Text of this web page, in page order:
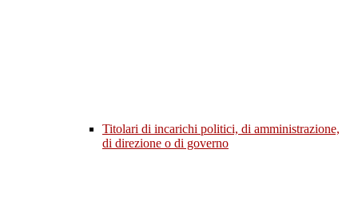
Titolari di incarichi politici, di amministrazione,
di direzione o di governo